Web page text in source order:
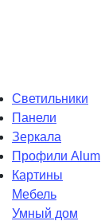
Светильники
Панели
Зеркала
Профили Alum
Картины
Мебель
Умный дом